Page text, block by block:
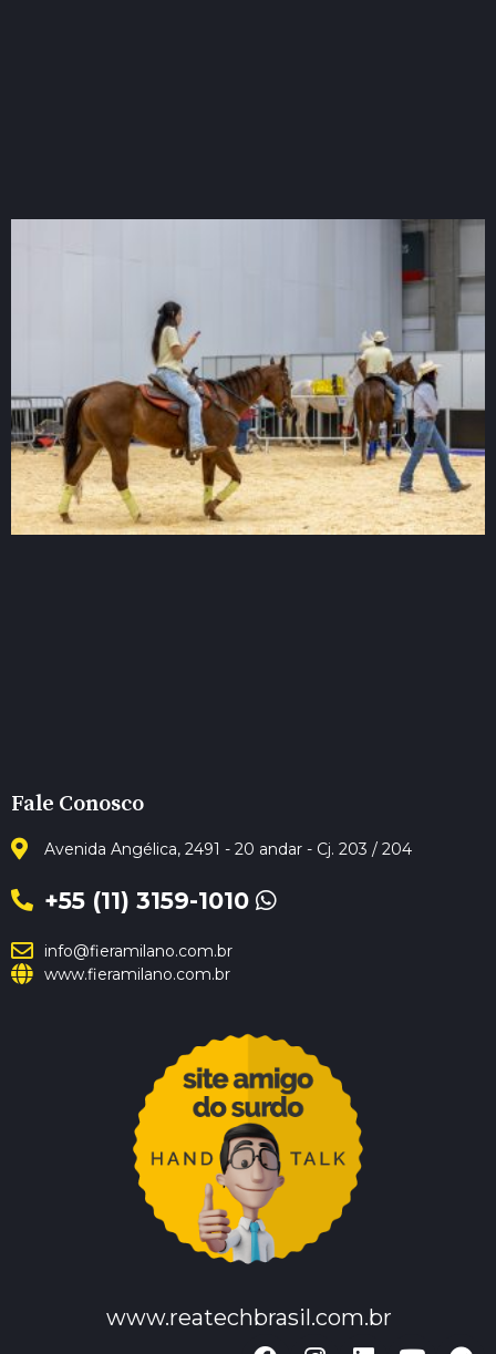
Fale Conosco
Avenida Angélica, 2491 - 20 andar - Cj. 203 / 204
+55 (11) 3159-1010
info@fieramilano.com.br
www.fieramilano.com.br
www.reatechbrasil.com.br